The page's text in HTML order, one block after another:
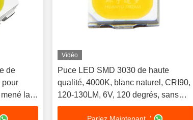
de
pour
la
Vidéo
Puce LED SMD 3030 de haute
qualité, 4000K, blanc naturel, CRI90,
120-130LM, 6V, 120 degrés, sans
lentille, support en cuivre, Diode LED